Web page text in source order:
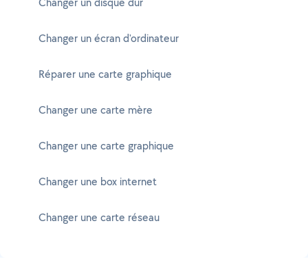
Changer un écran d'ordinateur
Réparer une carte graphique
Changer une carte mère
Changer une carte graphique
Changer une box internet
Changer une carte réseau